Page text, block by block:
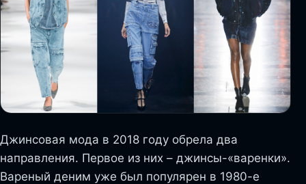
Джинсовая мода в 2018 году обрела два
направления. Первое из них – джинсы-«варенки».
Вареный деним уже был популярен в 1980-е